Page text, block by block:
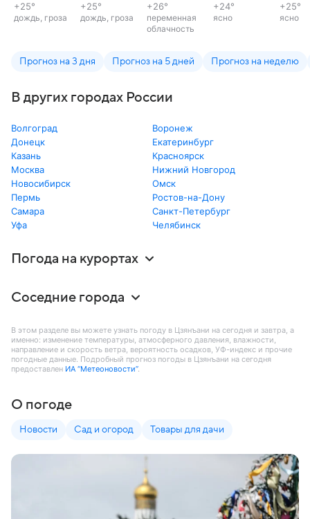
+25°
дождь, гроза
+25°
дождь, гроза
+26°
переменная
облачность
+24°
ясно
+25°
ясно
Прогноз на 3 дня Прогноз на 5 дней Прогноз на неделю
В других городах России
Волгоград
Воронеж
Донецк
Екатеринбург
Казань
Красноярск
Москва
Нижний Новгород
Новосибирск
Омск
Пермь
Ростов-на-Дону
Самара
Санкт-Петербург
Уфа
Челябинск
Погода на курортах
Соседние города
В этом разделе вы можете узнать погоду в Цзянъани на сегодня и завтра, а
именно: изменение температуры, атмосферного давления, влажности,
направление и скорость ветра, вероятность осадков, УФ-индекс и прочие
погодные данные. Подробный прогноз погоды в Цзянъани на сегодня
предоставлен ИА “Метеоновости”.
О погоде
Новости Сад и огород Товары для дачи